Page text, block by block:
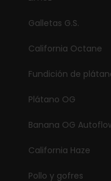
Galletas G.S.
California Octane
Fundición de
Plátano OG
Banana OG
California Haze
Pollo y gofres